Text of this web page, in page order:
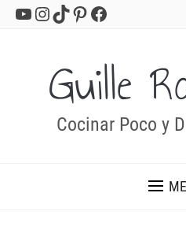
YouTube
Instagram
TikTok
Pinterest
Facebook
Guille
Cocinar Poco y